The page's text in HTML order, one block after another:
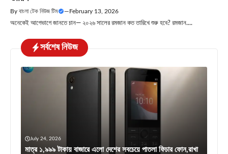
By বাংলা টেক নিউজ টিম —February 13, 2026
অনেকেই আগেভাগে জানতে চান— ২০২৬ সালের রমজান কত তারিখে শুরু হবে? রমজান....
সর্বশেষ নিউজ
July 24, 2026
মাত্র ১,৯৯৯ টাকায় বাজারে এলো দেশের সবচেয়ে পাতলা ফিচার ফোন,রাখা